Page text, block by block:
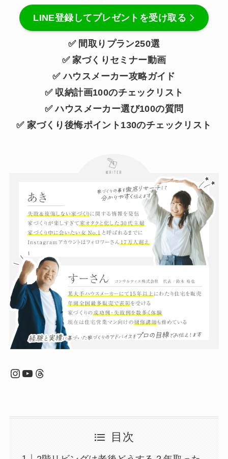
LINE登録してプレゼントを受け取る
✅ 間取りプラン250選
✅ 家づくりセミナー動画
✅ ハウスメーカー攻略ガイド
✅ 収納計画100のチェックリスト
✅ ハウスメーカー選び100の質問
✅ 家づくり後悔ポイント130のチェックリスト
Instagram
YouTube
Threads
目次